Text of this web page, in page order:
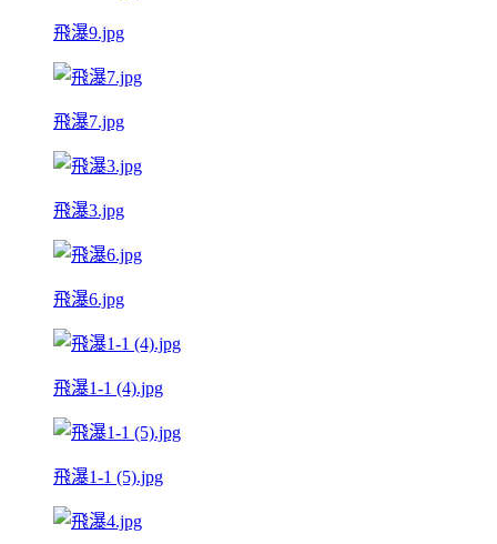
飛瀑9.jpg
飛瀑7.jpg
飛瀑3.jpg
飛瀑6.jpg
飛瀑1-1 (4).jpg
飛瀑1-1 (5).jpg